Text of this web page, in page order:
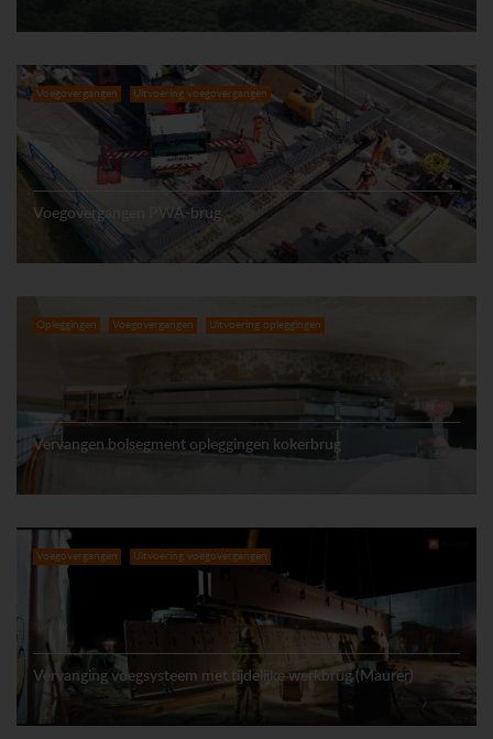
Voegovergangen Uitvoering voegovergangen
Voegovergangen PWA-brug
Opleggingen Voegovergangen Uitvoering opleggingen
Vervangen bolsegment opleggingen kokerbrug
Voegovergangen Uitvoering voegovergangen
Vervanging voegsysteem met tijdelijke werkbrug (Maurer)